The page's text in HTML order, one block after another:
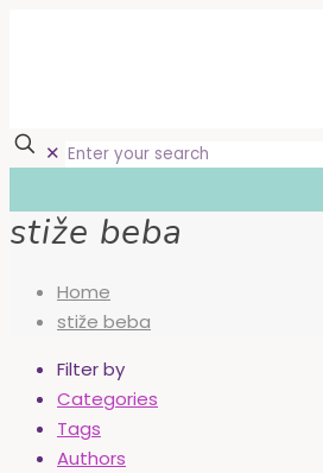
✕
stiže beba
Home
stiže beba
Filter by
Categories
Tags
Authors